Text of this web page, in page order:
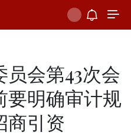
会第43次会
要明确审计规
商引资